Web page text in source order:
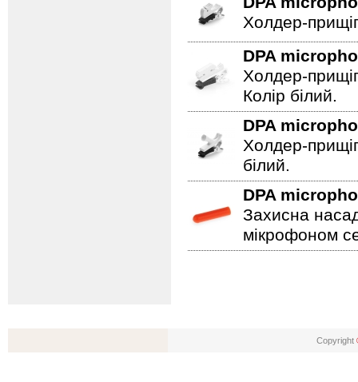
Холдер-
DPA
Холдер-
Колір білий.
DPA
Холдер-
білий.
DPA
Захисна
мікрофоном
Copyright